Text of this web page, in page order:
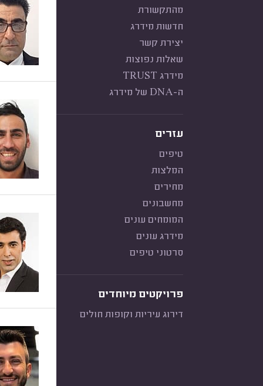
מהתקשורת
חדשות מידרג
יצירת קשר
שאלות נפוצות
מידרג TRUST
ה-DNA של מידרג
עזרים
טיפים
המלצות
מחירים
מחשבונים
המומחים עונים
מידרג עונים
סרטוני טיפים
פרויקטים מיוחדים
דירוג עיריות וקופות חולים